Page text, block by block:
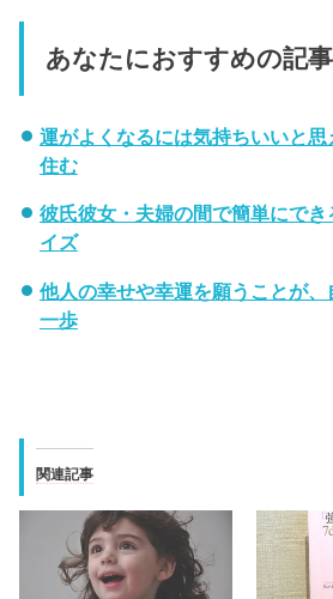
あなたにおすすめの記事
運がよくなるには気持ちいいと
住む
彼氏彼女・夫婦の間で簡単にでき
イズ
他人の幸せや幸運を願うことが
一歩
関連記事